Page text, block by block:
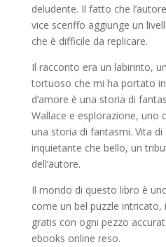
deludente. Il fatto che
vice sceriffo aggiunge un
che è difficile da replicare.
Il racconto era un labirinto,
tortuoso che mi ha portato
d’amore è una storia di
Wallace e esplorazione, uno
una storia di fantasmi. Vita
inquietante che bello, un
dell’autore.
Il mondo di questo libro è
come un bel puzzle
gratis con ogni pezzo
ebooks online reso.